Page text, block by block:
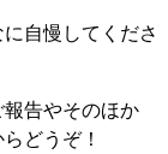
自慢してくださ
報告やそのほか
どうぞ！